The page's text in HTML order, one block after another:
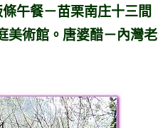
午餐－苗栗南庄十三間
美術館。唐婆醋－內灣老